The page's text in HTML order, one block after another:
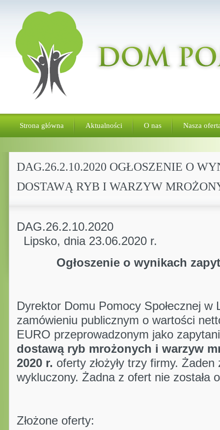
Strona główna Aktualności O nas Nasza
DAG.26.2.10.2020 OGŁOSZENIE O
DOSTAWĄ RYB I WARZYW
Lipsko, dnia 23.06.2020 r.
Ogłoszenie o wynikach
Dyrektor Domu Pomocy Społecznej w
zamówieniu publicznym o wartości
EURO przeprowadzonym jako
dostawą ryb mrożonych i warzyw
2020 r. oferty złożyły trzy firmy.
wykluczony. Żadna z ofert nie została
Złożone oferty: